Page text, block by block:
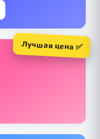
Лучшая цена ✅